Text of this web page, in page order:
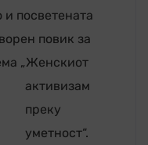
посветената
повик за
„Женскиот
активизам
преку
уметност“.